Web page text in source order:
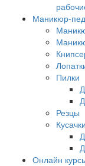
Маникюр-
Пилки
Резцы
Кусачки
Онлайн